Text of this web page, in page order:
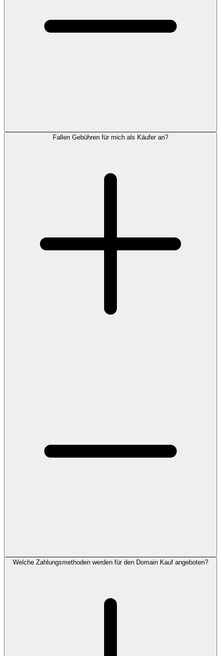
Fallen Gebühren für mich als Käufer an?
Welche Zahlungsmethoden werden für den Domain Kauf angeboten?